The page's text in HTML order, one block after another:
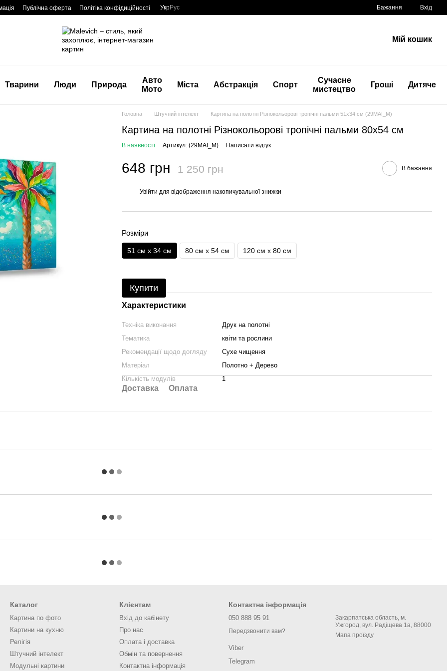
Публічна оферта Політіка конфідиційності УкрРус Бажання Вхід
Мій кошик
Тварини Люди Природа
Авто
Мото
Міста Абстракція Спорт
Сучасне
мистецтво
Гроші Дитяче
Головна Штучний інтелект Картина на полотні Різнокольорові тропічні пальми 51x34 см (29MAI_M)
Картина на полотні Різнокольорові тропічні пальми 80x54 см
В наявності Артикул: (29MAI_M) Написати відгук
648 грн 1 250 грн В бажання
Увійти для відображення накопичувальної знижки
Розміри
51 см x 34 см 80 см x 54 см 120 см x 80 см
Купити
Характеристики
Техніка виконання
Друк на полотні
Тематика
квіти та рослини
Рекомендації щодо догляду
Сухе чищення
Матеріал
Полотно + Дерево
Кількість модулів
1
Доставка Оплата
Каталог
Картина по фото
Картини на кухню
Релігія
Штучний інтелект
Модульні картини
Клієнтам
Вхід до кабінету
Про нас
Оплата і доставка
Обмін та повернення
Контактна інформація
Контактна інформація
050 888 95 91
Передзвонити вам?
Viber
Telegram
Закарпатська область, м.
Ужгород, вул. Радіщева 1а, 88000
Мапа проїзду